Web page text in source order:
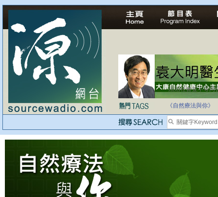
法治社會並不等同
《自然療法與你》